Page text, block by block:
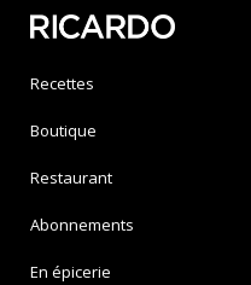
Recettes
Boutique
Restaurant
Abonnements
En épicerie